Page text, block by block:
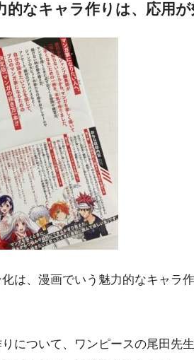
的なキャラ作りは、応用が
は、漫画でいう魅力的なキャラ
について、ワンピースの尾田先